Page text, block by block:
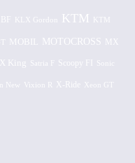
KLX Gordon KTM KTM
MOBIL MOTOCROSS MX
King Satria F Scoopy FI Sonic
New Vixion R X-Ride Xeon GT